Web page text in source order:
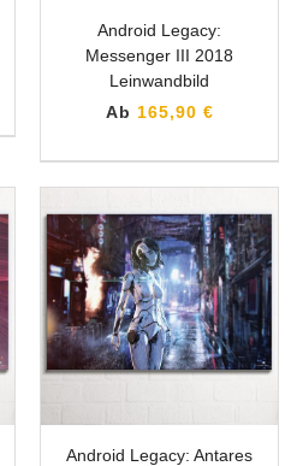
Android Legacy:
Messenger III 2018
Leinwandbild
Ab 165,90 €
Android Legacy: Antares